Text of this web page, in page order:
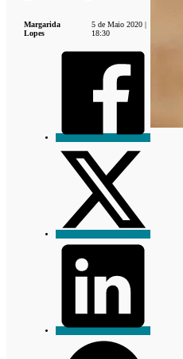
Margarida
Lopes
5 de Maio 2020 |
18:30